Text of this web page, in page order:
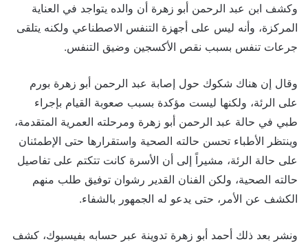
وكشف ابن عبد الرحمن أبو زهرة أن والده يتواجد في العناية
المركزة، وأنه ليس على أجهزة التنفس الاصطناعي ولكنه يتلقى
جرعات تنفس بسبب نقص الأكسجين وضيق التنفس.
وقال إن هناك شكوك حول إصابة عبد الرحمن أبو زهرة بورم
على الرئة، ولكنها ليست مؤكدة بسبب صعوبة القيام بإجراء
طبي في حالة عبد الرحمن أبو زهرة ومرحلته العمرية المتقدمة،
وينتظر الأطباء تحسن حالته الصحية واستقرارها حتى الإطمئنان
على حالة الرئة، مشيراً إلى أن الأسرة كانت تتكتم على تفاصيل
حالته الصحية، ولكن الفنان القدير رشوان توفيق طلب منهم
الكشف عن الأمر، حتى يدعو له الجمهور بالشفاء.
ونشر بعد ذلك أحمد أبو زهرة تدوينة عبر حسابه بفيسبوك، كشف